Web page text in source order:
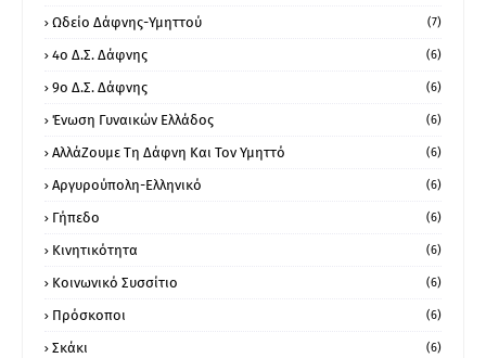
Ωδείο Δάφνης-Υμηττού (7)
4ο Δ.Σ. Δάφνης (6)
9ο Δ.Σ. Δάφνης (6)
Ένωση Γυναικών Ελλάδος (6)
ΑλλάΖουμε Τη Δάφνη Και Τον Υμηττό (6)
Αργυρούπολη-Ελληνικό (6)
Γήπεδο (6)
Κινητικότητα (6)
Κοινωνικό Συσσίτιο (6)
Πρόσκοποι (6)
Σκάκι (6)